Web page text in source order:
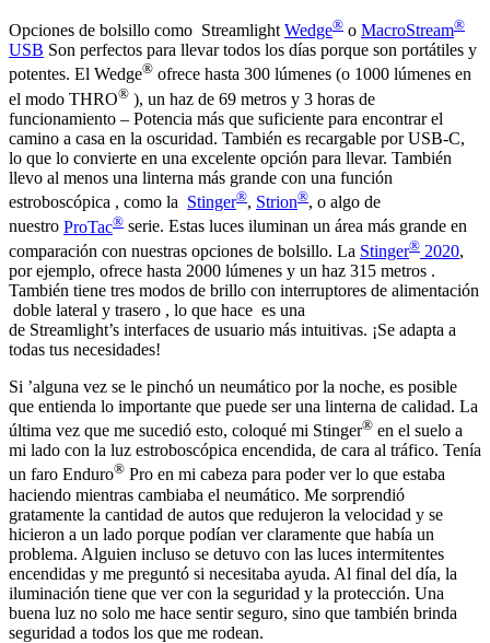
Opciones de bolsillo como Streamlight Wedge® o MacroStream®
USB Son perfectos para llevar todos los días porque son portátiles y
potentes. El Wedge® ofrece hasta 300 lúmenes (o 1000 lúmenes en
el modo THRO® ), un haz de 69 metros y 3 horas de
funcionamiento – Potencia más que suficiente para encontrar el
camino a casa en la oscuridad. También es recargable por USB-C,
lo que lo convierte en una excelente opción para llevar. También
llevo al menos una linterna más grande con una función
estroboscópica , como la Stinger®, Strion®, o algo de
nuestro ProTac® serie. Estas luces iluminan un área más grande en
comparación con nuestras opciones de bolsillo. La Stinger® 2020,
por ejemplo, ofrece hasta 2000 lúmenes y un haz 315 metros .
También tiene tres modos de brillo con interruptores de alimentación
doble lateral y trasero , lo que hace es una
de Streamlight’s interfaces de usuario más intuitivas. ¡Se adapta a
todas tus necesidades!
Si ’alguna vez se le pinchó un neumático por la noche, es posible
que entienda lo importante que puede ser una linterna de calidad. La
última vez que me sucedió esto, coloqué mi Stinger® en el suelo a
mi lado con la luz estroboscópica encendida, de cara al tráfico. Tenía
un faro Enduro® Pro en mi cabeza para poder ver lo que estaba
haciendo mientras cambiaba el neumático. Me sorprendió
gratamente la cantidad de autos que redujeron la velocidad y se
hicieron a un lado porque podían ver claramente que había un
problema. Alguien incluso se detuvo con las luces intermitentes
encendidas y me preguntó si necesitaba ayuda. Al final del día, la
iluminación tiene que ver con la seguridad y la protección. Una
buena luz no solo me hace sentir seguro, sino que también brinda
seguridad a todos los que me rodean.